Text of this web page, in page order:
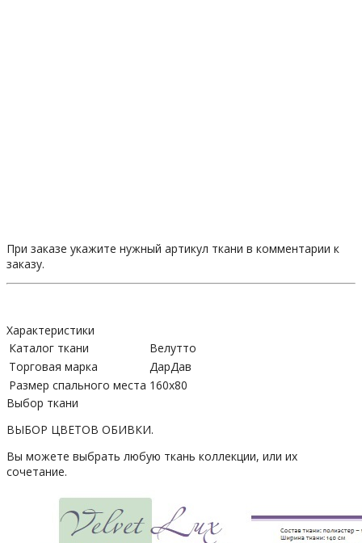
При заказе укажите нужный артикул ткани в комментарии к
заказу.
Характеристики
Каталог ткани
Велутто
Торговая марка
ДарДав
Размер спального места 160х80
Выбор ткани
ВЫБОР ЦВЕТОВ ОБИВКИ.
Вы можете выбрать любую ткань коллекции, или их
сочетание.